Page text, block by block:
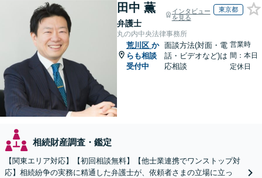
田中 薫
弁護士
インタビュー
を見る
東京都
丸の内中央法律事務所
荒川区 か
らも相談
受付中
面談方法(対面・電
話・ビデオなど)は
応相談
営業時
間：本日
定休日
相続財産調査・鑑定
【関東エリア対応】【初回相談無料】【他士業連携でワンストップ対
応】相続紛争の実務に精通した弁護士が、依頼者さまの立場に立っ